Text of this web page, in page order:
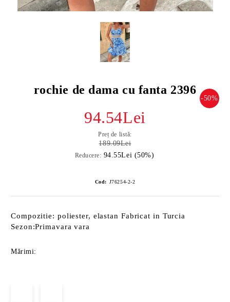
rochie de dama cu fanta 2396
-50%
94.54Lei
Preț de listă:
189.09Lei
Reducere: 94.55Lei (50%)
Cod: J76254-2-2
Compozitie: poliester, elastan Fabricat in Turcia
Sezon:Primavara vara
Mărimi: